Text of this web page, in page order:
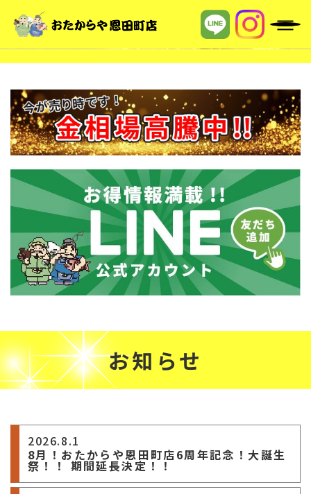
お知らせ
2026.8.1
8月！おたからや恩田町店6周年記念！大誕生
祭！！ 期間延長決定！！